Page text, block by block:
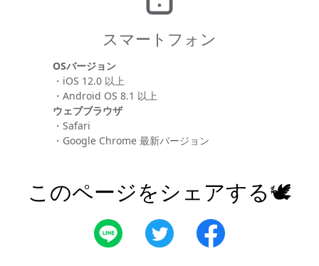
スマートフォン
OSバージョン
・iOS 12.0 以上
・Android OS 8.1 以上
ウェブブラウザ
・Safari
・Google Chrome 最新バージョン
このページをシェアする🕊